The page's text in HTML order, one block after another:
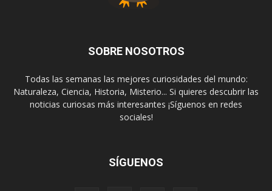
SOBRE NOSOTROS
Todas las semanas las mejores curiosidades del mundo:
Naturaleza, Ciencia, Historia, Misterio... Si quieres descubrir las
noticias curiosas más interesantes ¡Síguenos en redes
sociales!
SÍGUENOS